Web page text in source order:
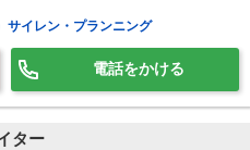
イレン・プランニング
電話をかける
ター